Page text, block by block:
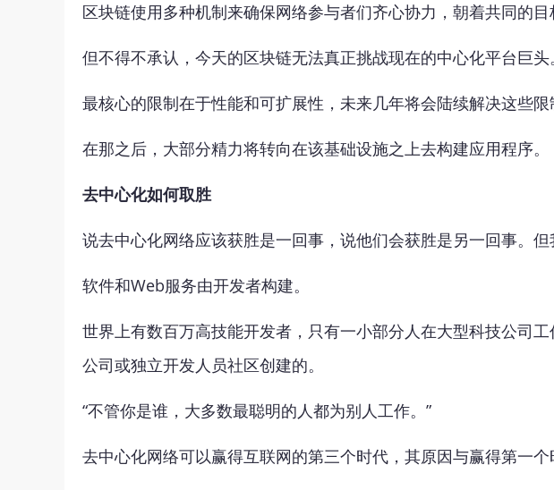
区块链使用多种机制来确保网络参与者们齐心协力，朝着共同的
但不得不承认，今天的区块链无法真正挑战现在的中心化平台巨头。
最核心的限制在于性能和可扩展性，未来几年将会陆续解决这些限
在那之后，大部分精力将转向在该基础设施之上去构建应用程序。
去中心化如何取胜
说去中心化网络应该获胜是一回事，说他们会获胜是另一回事。但
软件和Web服务由开发者构建。
世界上有数百万高技能开发者，只有一小部分人在大型科技公
公司或独立开发人员社区创建的。
“不管你是谁，大多数最聪明的人都为别人工作。”
去中心化网络可以赢得互联网的第三个时代，其原因与赢得第一